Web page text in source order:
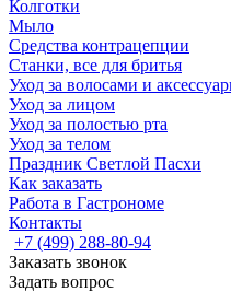
Колготки
Мыло
Средства контрацепции
Станки, все для бритья
Уход за волосами и
Уход за лицом
Уход за полостью рта
Уход за телом
Праздник Светлой Пасхи
Как заказать
Работа в Гастрономе
Контакты
+7 (499) 288-80-94
Заказать звонок
Задать вопрос